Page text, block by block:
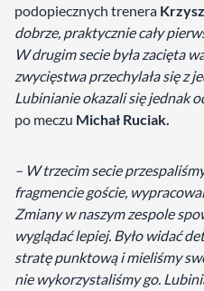
podopiecznych trenera
dobrze, praktycznie cały
W drugim secie była zacięta
zwycięstwa przechylała się z
Lubinianie okazali się jednak
po meczu Michał Ruciak.
– W trzecim secie
fragmencie goście,
Zmiany w naszym zespole
wyglądać lepiej. Było widać
stratę punktową i mieliśmy
nie wykorzystaliśmy go.